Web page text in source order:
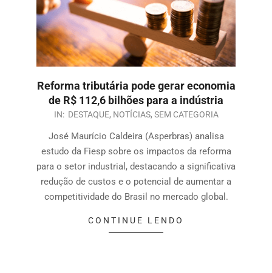
Reforma tributária pode gerar economia
de R$ 112,6 bilhões para a indústria
IN: DESTAQUE, NOTÍCIAS, SEM CATEGORIA
José Maurício Caldeira (Asperbras) analisa
estudo da Fiesp sobre os impactos da reforma
para o setor industrial, destacando a significativa
redução de custos e o potencial de aumentar a
competitividade do Brasil no mercado global.
CONTINUE LENDO